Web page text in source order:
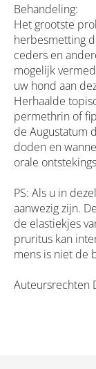
Behandeling:
Het grootste
herbesmetting
ceders en
mogelijk
uw hond aan
Herhaalde
permethrin of
de Augustatum
doden en
orale
PS: Als u in
aanwezig zijn.
de elastiekjes
pruritus kan
mens is niet de
Auteursrechten